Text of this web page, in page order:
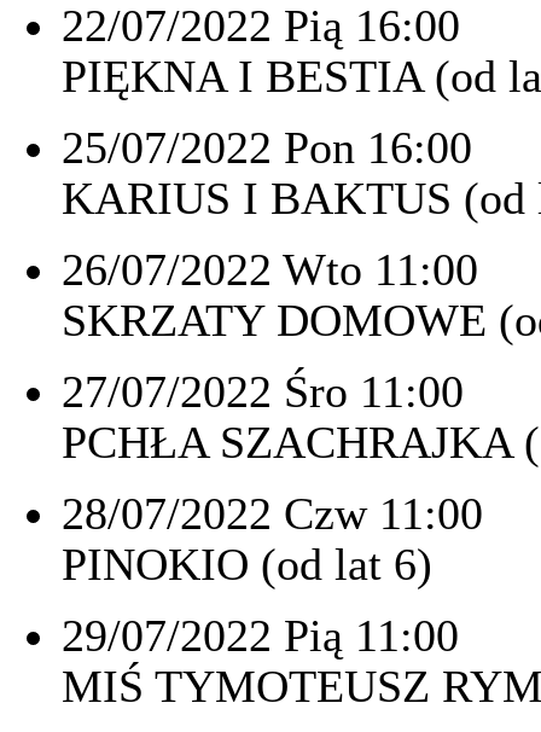
22/07/2022 Pią 16:00
PIĘKNA I BESTIA (od
25/07/2022 Pon 16:00
KARIUS I BAKTUS (od
26/07/2022 Wto 11:00
SKRZATY DOMOWE
27/07/2022 Śro 11:00
PCHŁA SZACHRAJKA
28/07/2022 Czw 11:00
PINOKIO (od lat 6)
29/07/2022 Pią 11:00
MIŚ TYMOTEUSZ